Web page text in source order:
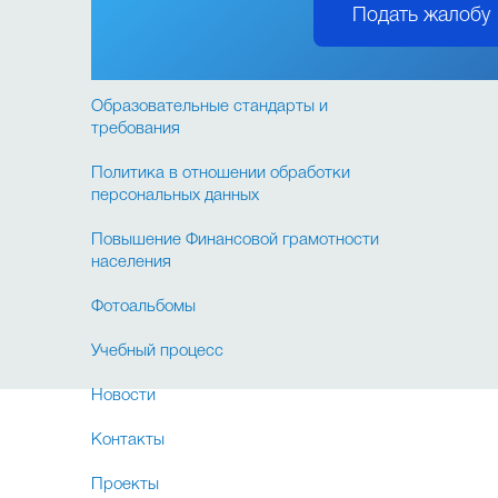
Образовательные стандарты и
требования
Политика в отношении обработки
персональных данных
Повышение Финансовой грамотности
населения
Фотоальбомы
Учебный процесс
Новости
Контакты
Проекты
Подать жалобу